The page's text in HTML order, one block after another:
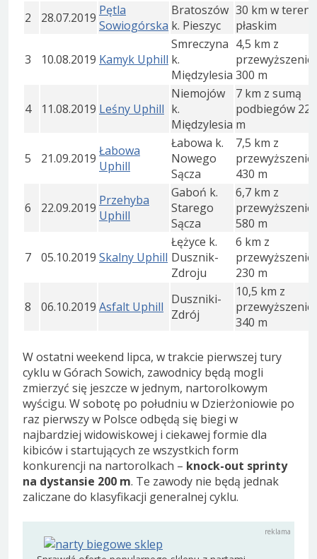
2
28.07.2019 Pętla
Sowiogórska
Bratoszów
k. Pieszyc
30 km w
płaskim
3 10.08.2019 Kamyk Uphill
Smreczyna
k.
Międzylesia
4,5 km z
300 m
4 11.08.2019 Leśny Uphill
Niemojów
k.
Międzylesia
7 km z sumą
podbiegów 225
m
5 21.09.2019 Łabowa
Uphill
Łabowa k.
Nowego
Sącza
7,5 km z
430 m
6 22.09.2019 Przehyba
Uphill
Gaboń k.
Starego
Sącza
6,7 km z
580 m
7 05.10.2019 Skalny Uphill
Łężyce k.
Dusznik-
Zdroju
6 km z
230 m
8 06.10.2019 Asfalt Uphill Duszniki-
Zdrój
10,5 km z
340 m
W ostatni weekend lipca, w trakcie pierwszej tury
cyklu w Górach Sowich, zawodnicy będą mogli
zmierzyć się jeszcze w jednym, nartorolkowym
wyścigu. W sobotę po południu w Dzierżoniowie po
raz pierwszy w Polsce odbędą się biegi w
najbardziej widowiskowej i ciekawej formie dla
kibiców i startujących ze wszystkich form
konkurencji na nartorolkach – knock-out sprinty
na dystansie 200 m. Te zawody nie będą jednak
zaliczane do klasyfikacji generalnej cyklu.